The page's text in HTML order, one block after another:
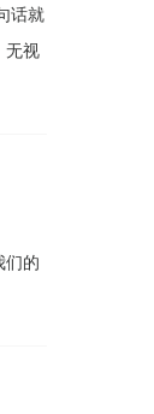
话就
无视
的